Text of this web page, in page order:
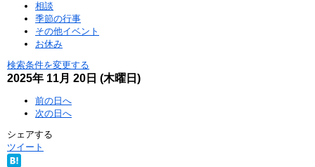
相談
季節の行事
その他イベント
お休み
検索条件を変更する
2025年 11月 20日 (木曜日)
前の日へ
次の日へ
シェアする
ツイート